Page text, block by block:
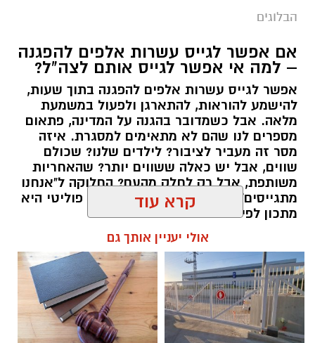
יש לכם מידע חשוב שטרם נחשף? צילומים מאירוע
חדשותי? מצאתם טעות בכתבה? נשמח שתשתפו
אותנו
הבלוגים
אם אפשר לגייס עשרות אלפים להפגנה
– למה אי אפשר לגייס אותם לצה"ל?
אפשר לגייס עשרות אלפים להפגנה בתוך שעות,
להישמע להוראות, להתארגן ולפעול במשמעת
מלאה. אבל כשמדובר בהגנה על המדינה, פתאום
מספרים לנו שהם לא מתאימים למסגרת. איזה
מסר זה מעביר לציבור? לילדים שלנו? שכולם
שווים, אבל יש כאלה ששווים יותר? שהאחריות
משותפת, אבל רק לחלק מהעם? החלוקה ל"אנחנו
מתגייסים" ו"הם לא" היא לא רק ויכוח פוליטי היא
מתכון לפילוג שמפורר אותנו מבפנים.
קרא עוד
אולי יעניין אותך גם